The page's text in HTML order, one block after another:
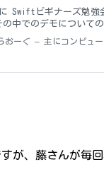
Swiftビギナーズ勉強
の中でのデモについて
おーぐ – 主にコンピュ
が、藤さんが毎